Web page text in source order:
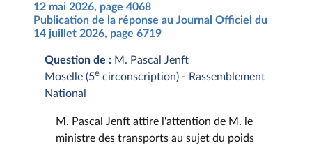
12 mai 2026, page 4068
Publication de la réponse au Journal Officiel du
14 juillet 2026, page 6719
Question de : M. Pascal Jenft
Moselle (5e circonscription) - Rassemblement
National
M. Pascal Jenft attire l'attention de M. le
ministre des transports au sujet du poids